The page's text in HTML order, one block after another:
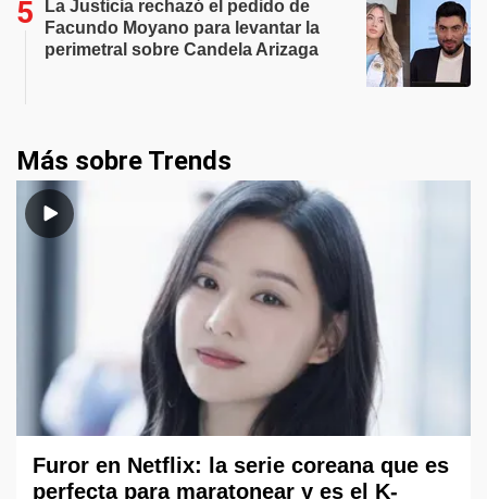
La Justicia rechazó el pedido de
Facundo Moyano para levantar la
perimetral sobre Candela Arizaga
Más sobre Trends
Furor en Netflix: la serie coreana que es
perfecta para maratonear y es el K-